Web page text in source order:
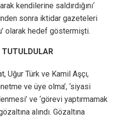
kendilerine saldırdığını‘
sonra iktidar gazeteleri
olarak hedef göstermişti.
TUTULDULAR
Uğur Türk ve Kamil Aşçı,
ve üye olma’, ‘siyasi
ve ‘görevi yaptırmamak
alındı. Gözaltına